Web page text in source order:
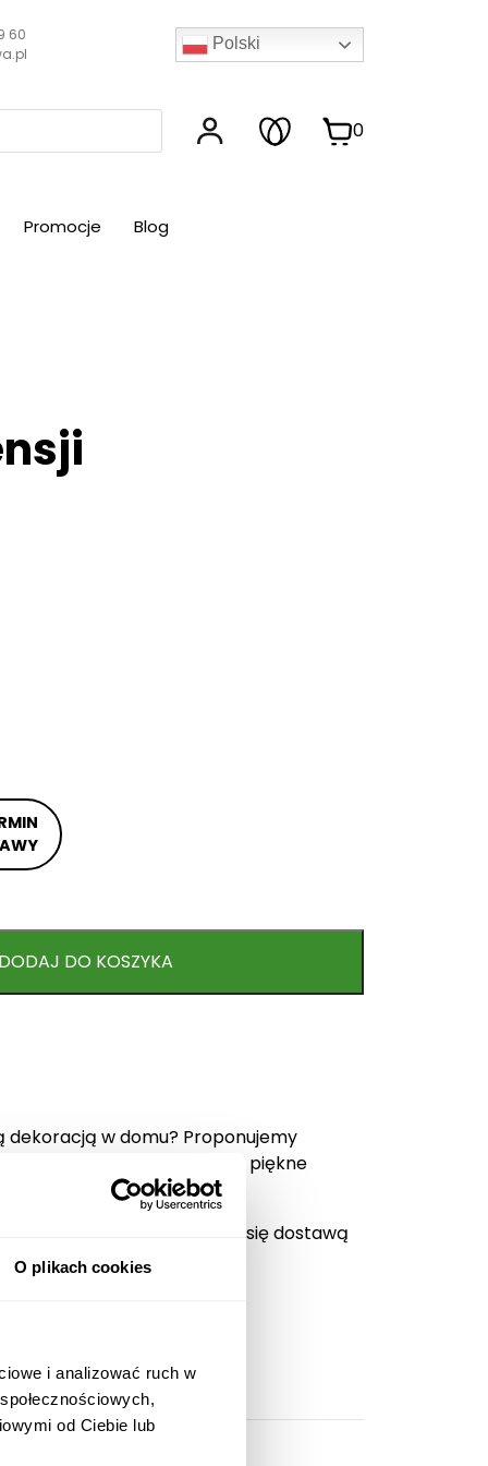
O plikach cookies
i analizować ruch w
od Ciebie lub
60
Polski
0
Promocje Blog
DODAJ DO KOSZYKA
dekoracją w domu? Proponujemy
to bardzo wytrzymałe i piękne
internetowa zajmie się dostawą
całego kraju.